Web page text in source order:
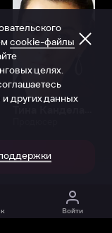
Войти
cookie-файлы
целях.
других данных